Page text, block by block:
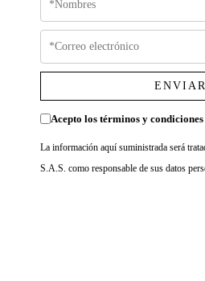
ENVIAR
Acepto los términos y condiciones
La información aquí suministrada será
S.A.S. como responsable de sus datos